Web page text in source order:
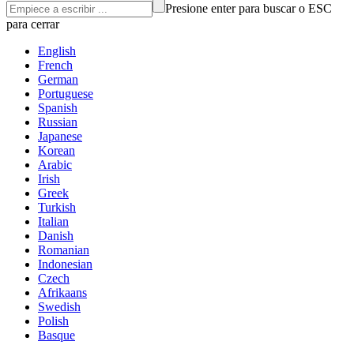
Presione enter para buscar o ESC
para cerrar
English
French
German
Portuguese
Spanish
Russian
Japanese
Korean
Arabic
Irish
Greek
Turkish
Italian
Danish
Romanian
Indonesian
Czech
Afrikaans
Swedish
Polish
Basque